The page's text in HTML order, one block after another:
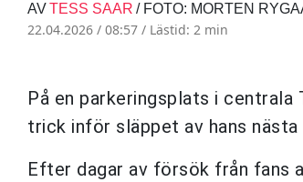
AVTESS SAAR / FOTO: MORTEN
22.04.2026 / 08:57 / Lästid: 2 min
På en parkeringsplats i
trick inför släppet av hans nästa
Efter dagar av försök från fans